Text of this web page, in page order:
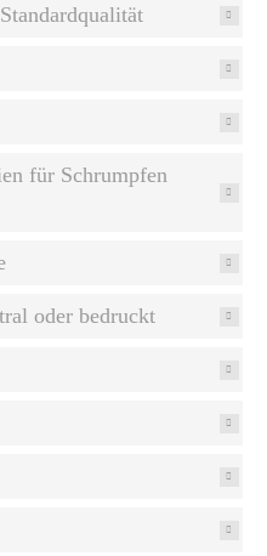
für Schrumpfen
oder bedruckt